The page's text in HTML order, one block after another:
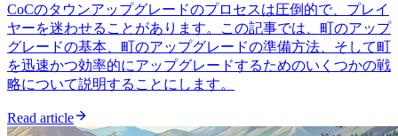
CoCのタウンアップグレードのプロセスは圧倒的で、プレイ
ヤーを迷わせることがあります。この記事では、町のアップ
グレードの基本、町のアップグレードの準備方法、そして町
を迅速かつ効率的にアップグレードするためのいくつかの戦
略について説明することにします。
Read article